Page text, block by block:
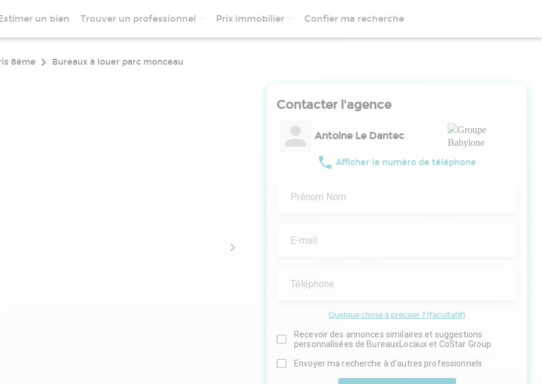
un bien Trouver un professionnel Prix immobilier Confier ma recherche
8ème Bureaux à louer parc monceau
Contacter l'agence
Antoine Le Dantec
Afficher le numéro de téléphone
Prénom Nom
E-mail
Téléphone
Quelque chose à préciser ? (facultatif)
Recevoir des annonces similaires et suggestions
personnalisées de BureauxLocaux et CoStar Group
Envoyer ma recherche à d'autres professionnels